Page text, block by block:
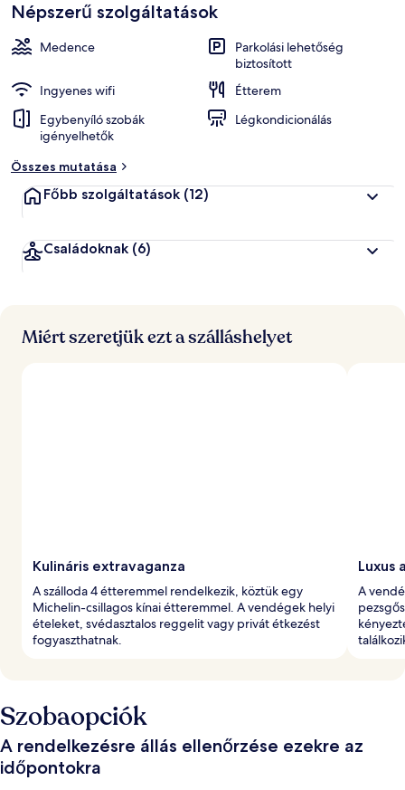
Népszerű szolgáltatások
Medence
Parkolási lehetőség
biztosított
Ingyenes wifi
Étterem
Egybenyíló szobák
igényelhetők
Légkondicionálás
Összes mutatása
Főbb szolgáltatások (12)
Családoknak (6)
Miért szeretjük ezt a szálláshelyet
Kulináris extravaganza
A szálloda 4 étteremmel rendelkezik, köztük egy
Michelin-csillagos kínai étteremmel. A vendégek helyi
ételeket, svédasztalos reggelit vagy privát étkezést
fogyaszthatnak.
Luxus
A
Szobaopciók
A rendelkezésre állás ellenőrzése ezekre az
időpontokra